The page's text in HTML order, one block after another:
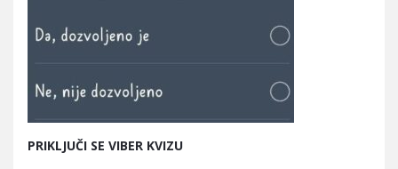
PRIKLJUČI SE VIBER KVIZU